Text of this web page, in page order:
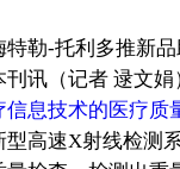
-托利多推新品
（记者 逯文娟）
信息技术的医疗质
型高速X射线检测